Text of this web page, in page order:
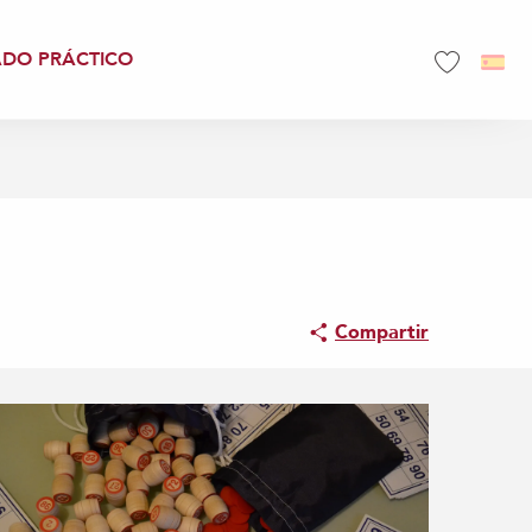
PRÁCTICO
Compartir